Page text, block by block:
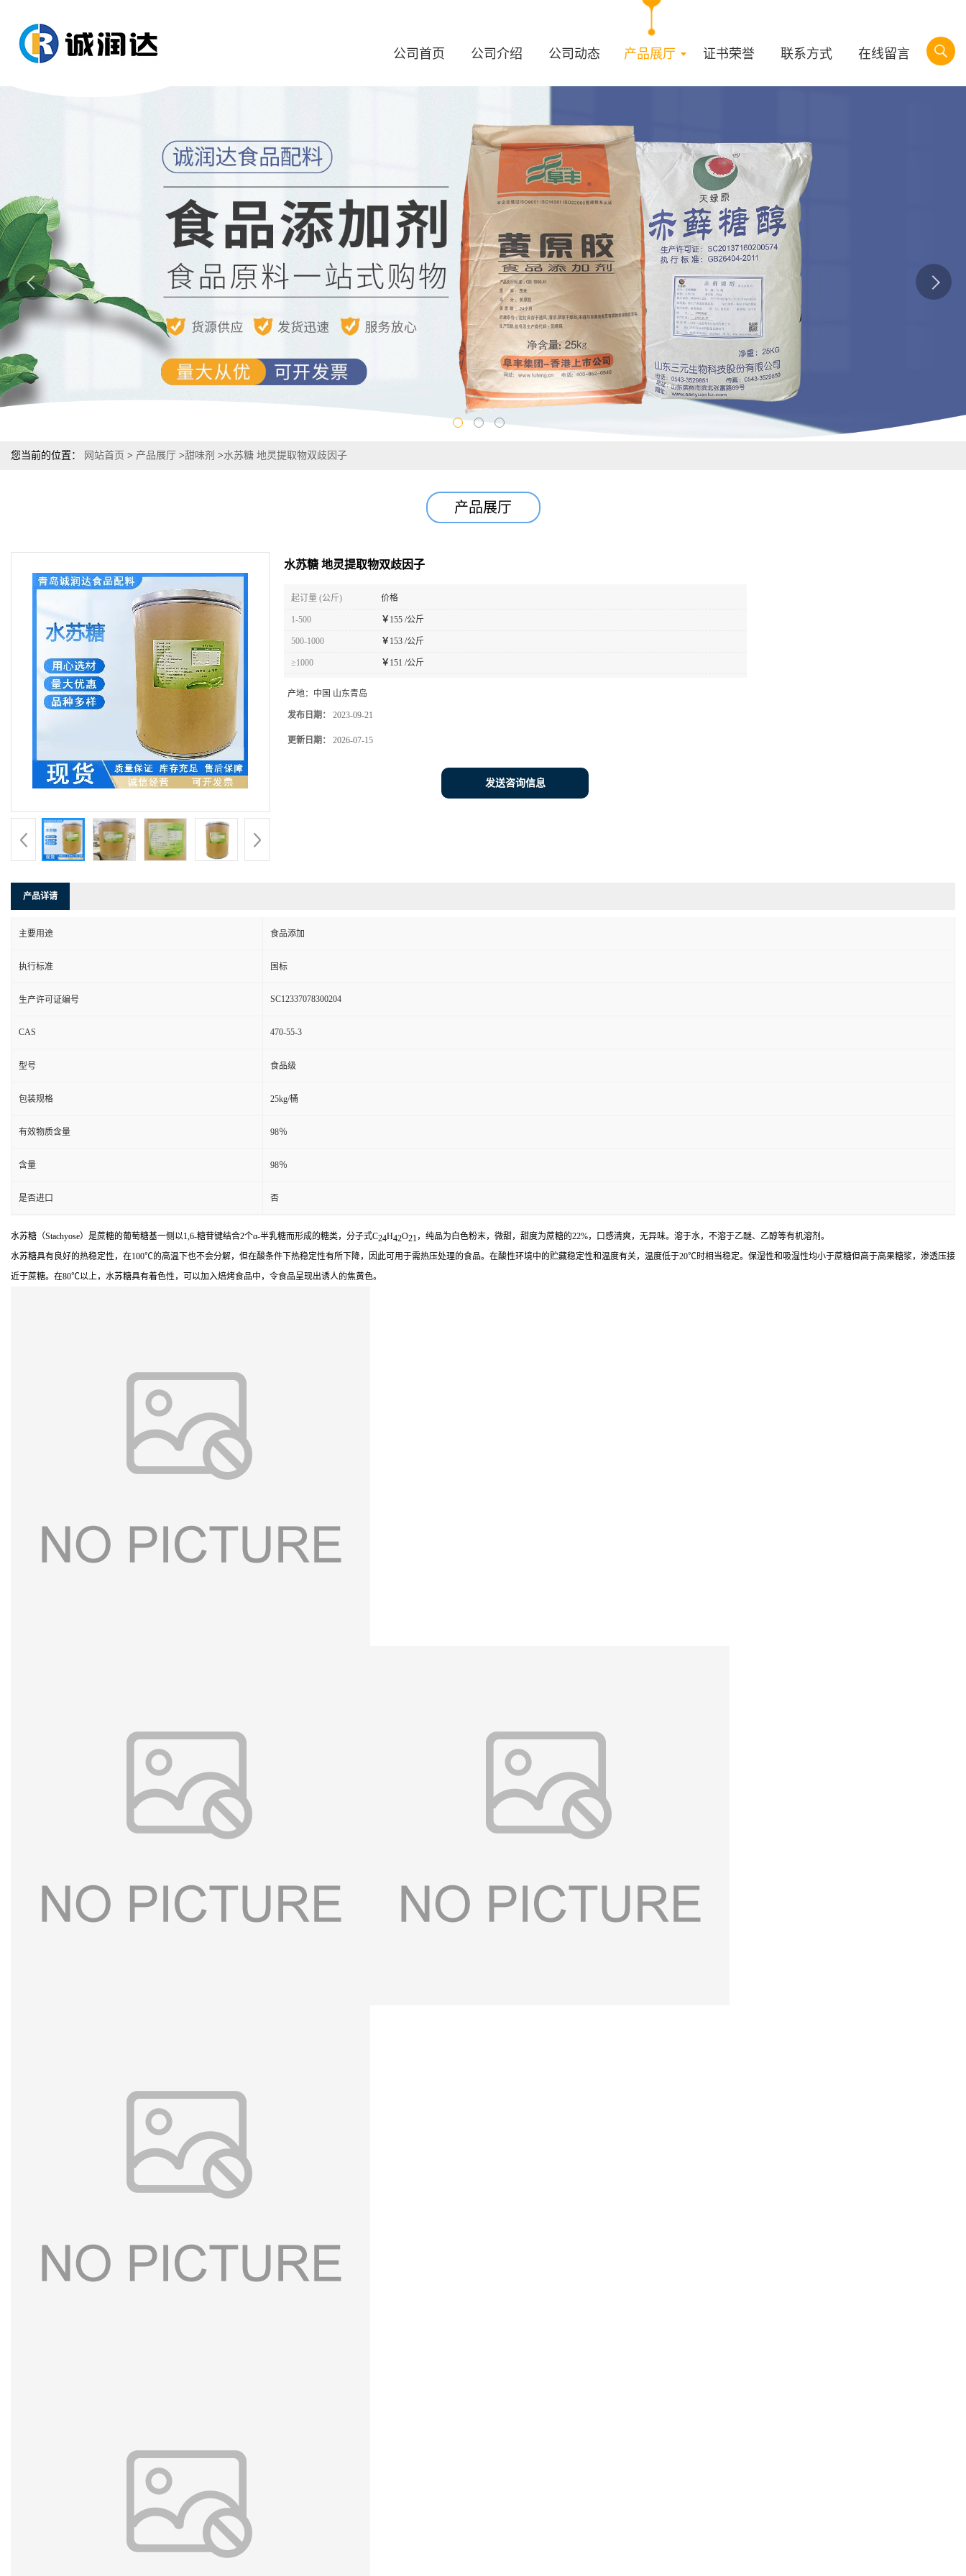
公司首页 公司介绍 公司动态 产品展厅 证书荣誉 联系方式 在线留言
您当前的位置： 网站首页 > 产品展厅 >甜味剂 >水苏糖 地灵提取物双歧因子
产品展厅
水苏糖 地灵提取物双歧因子
起订量 (公斤) 价格
1-500 ￥ 155 /公斤
500-1000 ￥ 153 /公斤
≥1000 ￥ 151 /公斤
产地： 中国 山东青岛
发布日期： 2023-09-21
更新日期： 2026-07-15
发送咨询信息
产品详请
主要用途 食品添加
执行标准 国标
生产许可证编号 SC12337078300204
CAS 470-55-3
型号 食品级
包装规格 25kg/桶
有效物质含量 98％
含量 98％
是否进口 否
水苏糖（Stachyose）是蔗糖的葡萄糖基一侧以1,6-糖苷键结合2个α-半乳糖而形成的糖类，分子式C24H42O21，纯品为白色粉末，微甜，甜度为蔗糖的22%，口感清爽，无异味。溶于水，不溶于乙醚、乙醇等有机溶剂。
水苏糖具有良好的热稳定性，在100℃的高温下也不会分解，但在酸条件下热稳定性有所下降，因此可用于需热压处理的食品。在酸性环境中的贮藏稳定性和温度有关，温度低于20℃时相当稳定。保湿性和吸湿性均小于蔗糖但高于高果糖浆，渗透压接
近于蔗糖。在80℃以上，水苏糖具有着色性，可以加入焙烤食品中，令食品呈现出诱人的焦黄色。